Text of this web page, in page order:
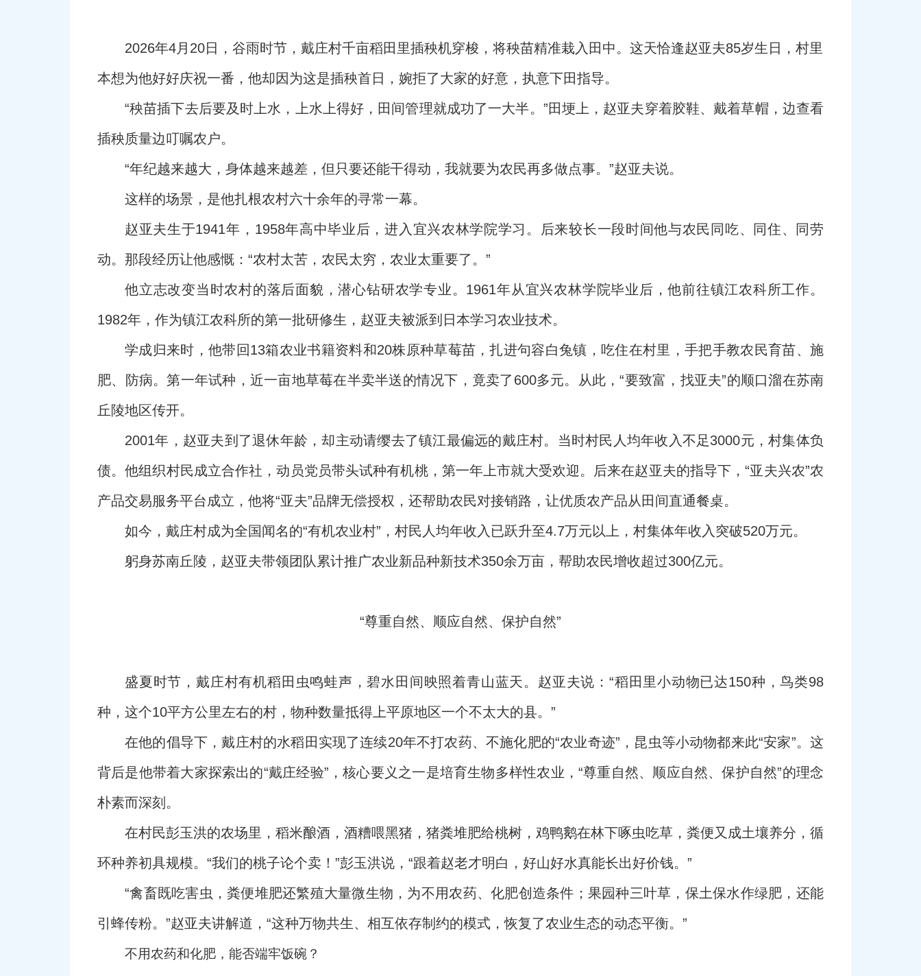
2026年4月20日，谷雨时节，戴庄村千亩稻田里插秧机穿梭，将秧苗精准栽入田中。这天恰逢赵亚夫85岁生日，村里
本想为他好好庆祝一番，他却因为这是插秧首日，婉拒了大家的好意，执意下田指导。
“秧苗插下去后要及时上水，上水上得好，田间管理就成功了一大半。”田埂上，赵亚夫穿着胶鞋、戴着草帽，边查看
插秧质量边叮嘱农户。
“年纪越来越大，身体越来越差，但只要还能干得动，我就要为农民再多做点事。”赵亚夫说。
这样的场景，是他扎根农村六十余年的寻常一幕。
赵亚夫生于1941年，1958年高中毕业后，进入宜兴农林学院学习。后来较长一段时间他与农民同吃、同住、同劳
动。那段经历让他感慨：“农村太苦，农民太穷，农业太重要了。”
他立志改变当时农村的落后面貌，潜心钻研农学专业。1961年从宜兴农林学院毕业后，他前往镇江农科所工作。
1982年，作为镇江农科所的第一批研修生，赵亚夫被派到日本学习农业技术。
学成归来时，他带回13箱农业书籍资料和20株原种草莓苗，扎进句容白兔镇，吃住在村里，手把手教农民育苗、施
肥、防病。第一年试种，近一亩地草莓在半卖半送的情况下，竟卖了600多元。从此，“要致富，找亚夫”的顺口溜在苏南
丘陵地区传开。
2001年，赵亚夫到了退休年龄，却主动请缨去了镇江最偏远的戴庄村。当时村民人均年收入不足3000元，村集体负
债。他组织村民成立合作社，动员党员带头试种有机桃，第一年上市就大受欢迎。后来在赵亚夫的指导下，“亚夫兴农”农
产品交易服务平台成立，他将“亚夫”品牌无偿授权，还帮助农民对接销路，让优质农产品从田间直通餐桌。
如今，戴庄村成为全国闻名的“有机农业村”，村民人均年收入已跃升至4.7万元以上，村集体年收入突破520万元。
躬身苏南丘陵，赵亚夫带领团队累计推广农业新品种新技术350余万亩，帮助农民增收超过300亿元。
“尊重自然、顺应自然、保护自然”
盛夏时节，戴庄村有机稻田虫鸣蛙声，碧水田间映照着青山蓝天。赵亚夫说：“稻田里小动物已达150种，鸟类98
种，这个10平方公里左右的村，物种数量抵得上平原地区一个不太大的县。”
在他的倡导下，戴庄村的水稻田实现了连续20年不打农药、不施化肥的“农业奇迹”，昆虫等小动物都来此“安家”。这
背后是他带着大家探索出的“戴庄经验”，核心要义之一是培育生物多样性农业，“尊重自然、顺应自然、保护自然”的理念
朴素而深刻。
在村民彭玉洪的农场里，稻米酿酒，酒糟喂黑猪，猪粪堆肥给桃树，鸡鸭鹅在林下啄虫吃草，粪便又成土壤养分，循
环种养初具规模。“我们的桃子论个卖！”彭玉洪说，“跟着赵老才明白，好山好水真能长出好价钱。”
“禽畜既吃害虫，粪便堆肥还繁殖大量微生物，为不用农药、化肥创造条件；果园种三叶草，保土保水作绿肥，还能
引蜂传粉。”赵亚夫讲解道，“这种万物共生、相互依存制约的模式，恢复了农业生态的动态平衡。”
不用农药和化肥，能否端牢饭碗？